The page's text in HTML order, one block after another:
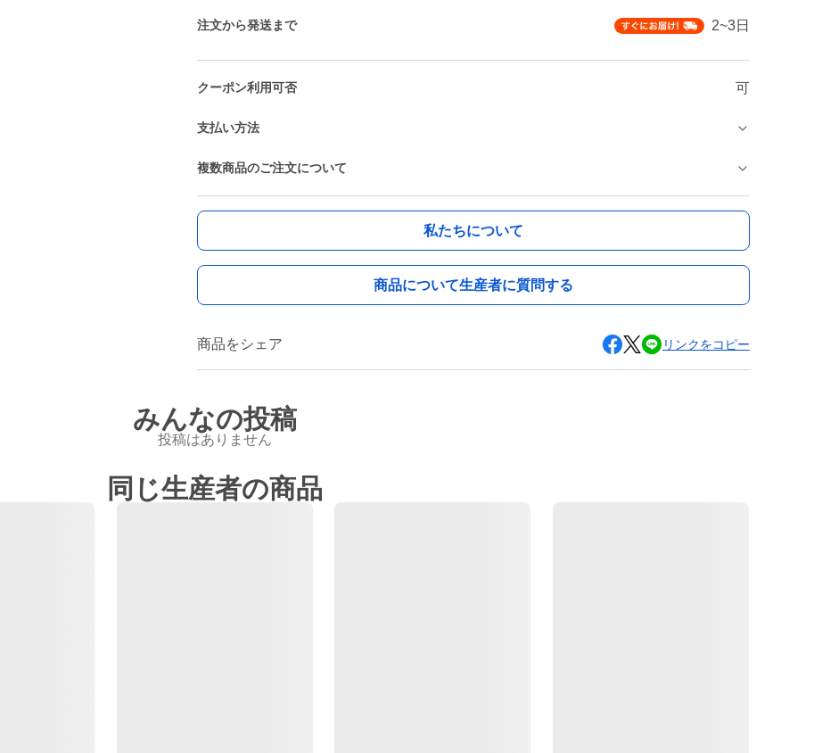
注文から発送まで 2~3日
クーポン利用可否 可
支払い方法
複数商品のご注文について
私たちについて
商品について生産者に質問する
商品をシェア リンクをコピー
みんなの投稿
投稿はありません
同じ生産者の商品